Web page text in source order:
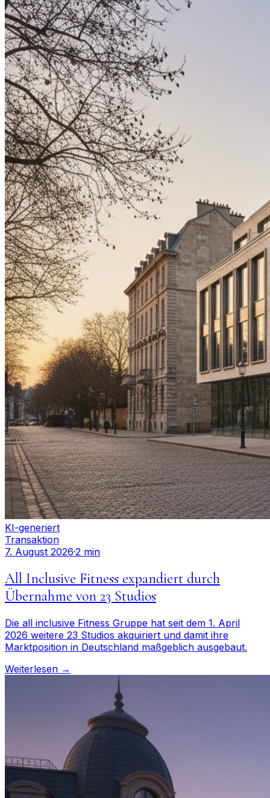
KI-generiert
Transaktion
7. August 2026·2 min
All Inclusive Fitness expandiert durch
Übernahme von 23 Studios
Die all inclusive Fitness Gruppe hat seit dem 1. April
2026 weitere 23 Studios akquiriert und damit ihre
Marktposition in Deutschland maßgeblich ausgebaut.
Weiterlesen →